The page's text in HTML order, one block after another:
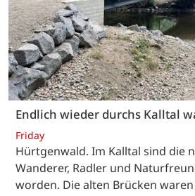
Endlich wieder durchs Kalltal
Friday
Hürtgenwald. Im Kalltal sind die
Wanderer, Radler und
worden. Die alten Brücken